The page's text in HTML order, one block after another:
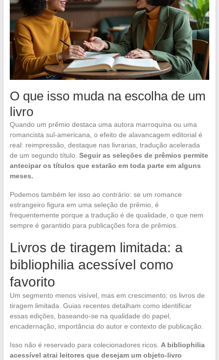
O que isso muda na escolha de um
livro
Quando um prêmio destaca uma autora marroquina ou uma
romancista sul-americana, o efeito de alavancagem editorial é
real: reimpressão, destaque nas livrarias, tradução acelerada
de um segundo título. Seguir as seleções de prêmios permite
antecipar os títulos que estarão em toda parte em alguns
meses.
Podemos também ler isso ao contrário: se um romance
estrangeiro figura em uma seleção de prêmio, é
frequentemente porque a tradução é de qualidade, o que nem
sempre é garantido para publicações fora de prêmios.
Livros de tiragem limitada: a
bibliophilia acessível como
favorito
Um segmento menos visível, mas em crescimento: os livros de
tiragem limitada. Guias recentes detalham como identificar
essas edições, baseando-se na qualidade do papel,
encadernação, importância do autor e contexto de publicação.
Isso não é reservado para colecionadores ricos. A bibliophilia
acessível atrai leitores que desejam um objeto-livro